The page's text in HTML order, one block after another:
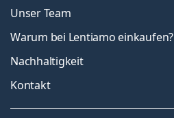
Unser Team
Warum bei Lentiamo einkaufen?
Nachhaltigkeit
Kontakt